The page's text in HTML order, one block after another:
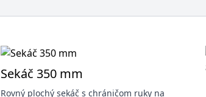
Sekáč 350 mm
Rovný plochý sekáč s chráničom ruky na